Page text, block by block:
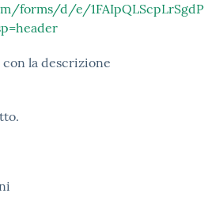
forms/d/e/
la descrizione